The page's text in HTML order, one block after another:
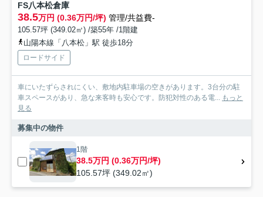
FS八本松倉庫
38.5万円 (0.36万円/坪) 管理/共益費-
105.57坪 (349.02㎡) /築55年 /1階建
山陽本線「八本松」駅 徒歩18分
ロードサイド
車にいたずらされにくい、敷地内駐車場の空きがあります。3台分の駐
車スペースがあり、急な来客時も安心です。防犯対性のある電... もっと
見る
募集中の物件
1階
38.5万円 (0.36万円/坪)
105.57坪 (349.02㎡)